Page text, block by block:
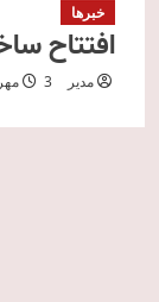
خبرها
افتتاح
مدیر 3 مهر 1404